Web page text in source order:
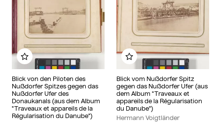
Blick von den Piloten des
Nußdorfer Spitzes gegen das
Nußdorfer Ufer des
Donaukanals (aus dem Album
"Traveaux et appareils de la
Régularisation du Danube")
Zu meinem Album hinzufügen
Blick vom Nußdorfer Spitz
gegen das Nußdorfer Ufer (aus
dem Album "Traveaux et
appareils de la Régularisation
du Danube")
Hermann Voigtländer
Zu meinem Album